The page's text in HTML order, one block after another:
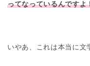
ってなっているんですよ
いやあ、これは本当に文